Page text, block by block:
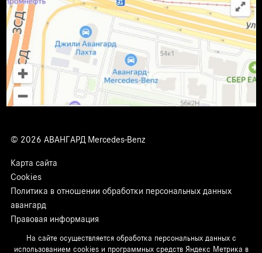
© 2026 АВАНГАРД Mercedes-Benz
Карта сайта
Cookies
Политика в отношении обработки персональных данных
авангард
Правовая информация
На сайте осуществляется обработка персональных данных с
использованием cookies и программных средств Яндекс Метрика в